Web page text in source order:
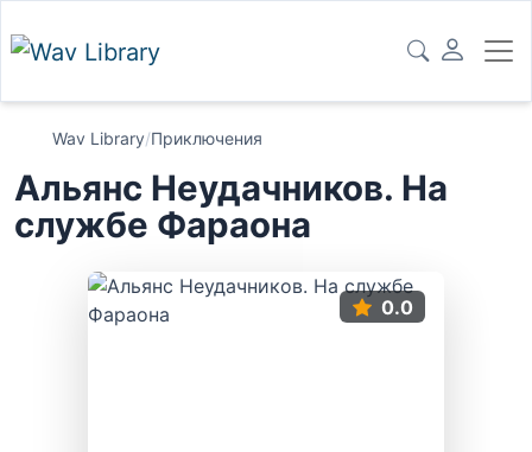
Wav Library/Приключения
Альянс Неудачников. На
службе Фараона
0.0